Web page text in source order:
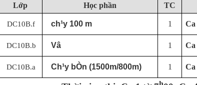
Lớp Học phần TC
DC10B.f ch¹y 100 m 1 Ca
DC10B.b Vâ 1
Ca
DC10B.a Ch¹y bÒn (1500m/800m) 1 Ca